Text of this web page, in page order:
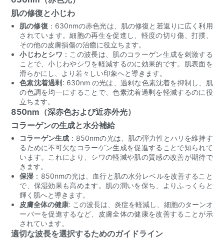
肌の修復と小じわ
肌の修復 ：630nmの赤色光は、肌の修復と若返りに広く利用
されています。細胞の再生を促進し、軽度の切り傷、打撲、
その他の皮膚損傷の治癒に役立ちます。
小じわとシワ ：この波長は、肌のコラーゲン生成を刺激する
ことで、小じわやシワを軽減するのに効果的です。肌表面を
滑らかにし、より若々しい印象へと導きます。
色素沈着過剰: 630nm の光は、過剰な色素沈着を抑制し、肌
の色調を均一にすることで、色素沈着過剰を軽減するのに役
立ちます。
850nm（深赤色および近赤外光）
コラーゲンの生成と水分補給
コラーゲン生成 ：850nmの光は、肌の弾力性とハリを維持す
るために不可欠なコラーゲン生成を促進することで知られて
います。これにより、シワの軽減や肌の質感の改善が期待で
きます。
保湿 ：850nmの光は、血行と肌の水分レベルを改善すること
で、保湿効果も高めます。肌の潤いを保ち、よりふっくらと
輝く肌へと導きます。
皮膚全体の健康: この波長は、炎症を軽減し、細胞のターンオ
ーバーを促進するなど、皮膚全体の健康を改善することが示
されています。
適切な波長を選択するためのガイドライン